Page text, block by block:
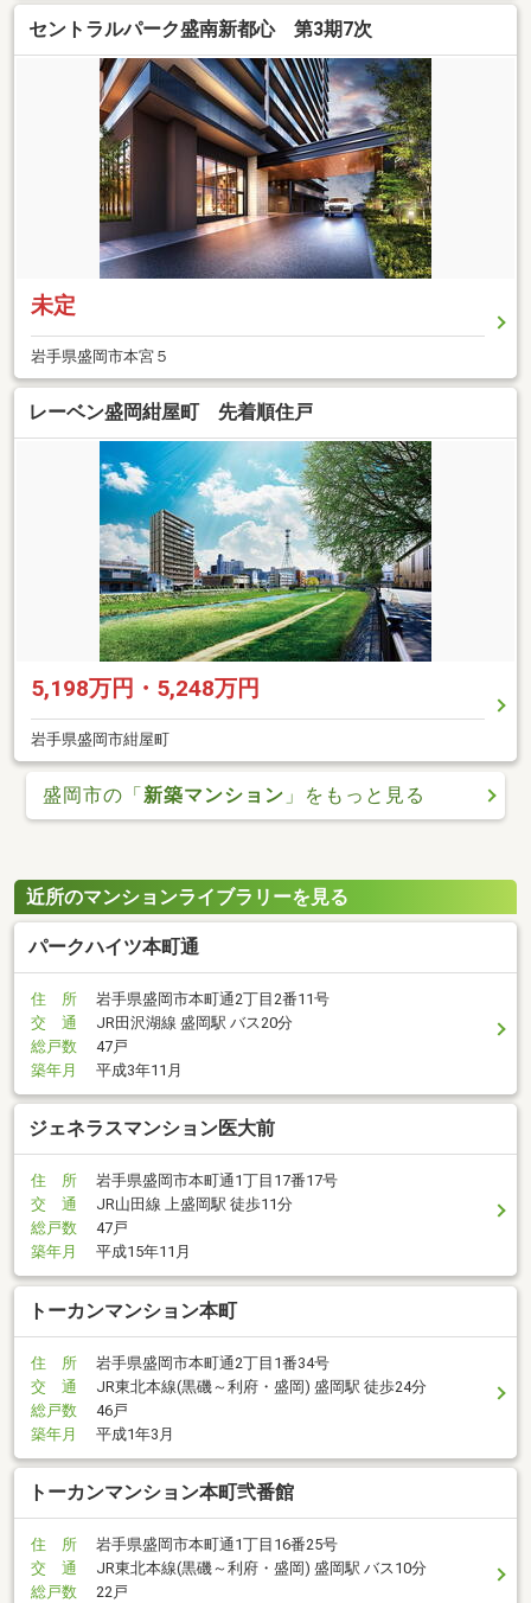
セントラルパーク盛南新都心 第3期7次
未定
岩手県盛岡市本宮５
レーベン盛岡紺屋町 先着順住戸
5,198万円・5,248万円
岩手県盛岡市紺屋町
盛岡市の「新築マンション 」をもっと見る
近所のマンションライブラリーを見る
パークハイツ本町通
住 所
岩手県盛岡市本町通2丁目2番11号
交 通
JR田沢湖線 盛岡駅 バス20分
総戸数
47戸
築年月
平成3年11月
ジェネラスマンション医大前
住 所
岩手県盛岡市本町通1丁目17番17号
交 通
JR山田線 上盛岡駅 徒歩11分
総戸数
47戸
築年月
平成15年11月
トーカンマンション本町
住 所
岩手県盛岡市本町通2丁目1番34号
交 通
JR東北本線(黒磯～利府・盛岡) 盛岡駅 徒歩24分
総戸数
46戸
築年月
平成1年3月
トーカンマンション本町弐番館
住 所
岩手県盛岡市本町通1丁目16番25号
交 通
JR東北本線(黒磯～利府・盛岡) 盛岡駅 バス10分
総戸数
22戸